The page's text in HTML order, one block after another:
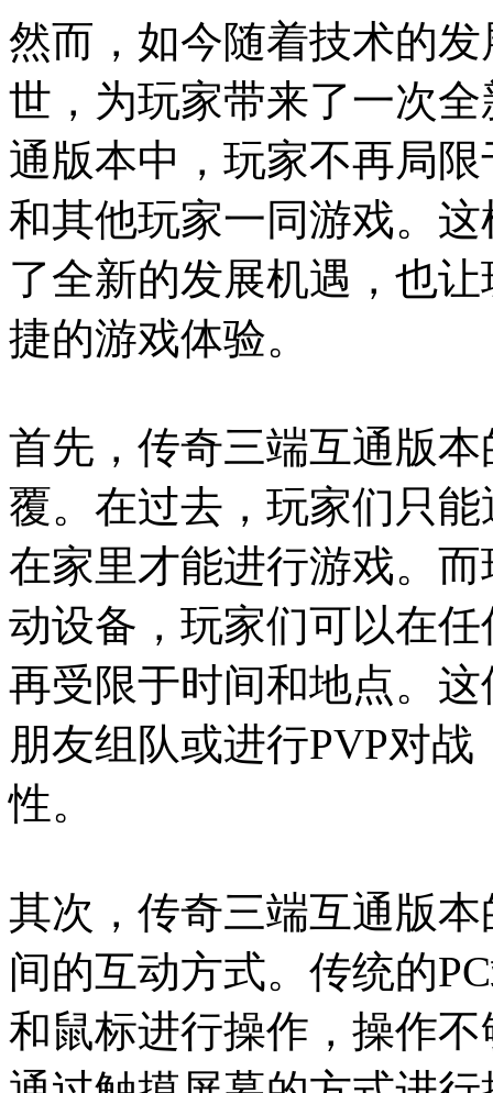
然而，如今随着技术的
世，为玩家带来了一次
通版本中，玩家不再局
和其他玩家一同游戏。
了全新的发展机遇，也
捷的游戏体验。
首先，传奇三端互通版
覆。在过去，玩家们只
在家里才能进行游戏。
动设备，玩家们可以在
再受限于时间和地点。
朋友组队或进行PVP对
性。
其次，传奇三端互通版
间的互动方式。传统的
和鼠标进行操作，操作